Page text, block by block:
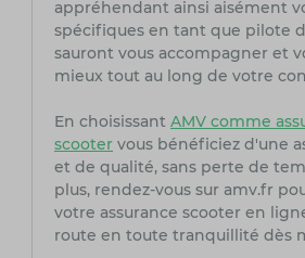
appréhendant ainsi aisément
spécifiques en tant que pilote
sauront vous accompagner et
mieux tout au long de votre
En choisissant AMV comme
scootervous bénéficiez d'une
et de qualité, sans perte de
plus, rendez-vous sur amv.fr
votre assurance scooter en
route en toute tranquillité dès